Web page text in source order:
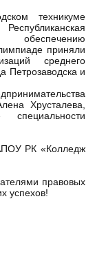
техникуме
приняли
среднего
Петрозаводска и
Хрусталева,
РК «Колледж
правовых
успехов!